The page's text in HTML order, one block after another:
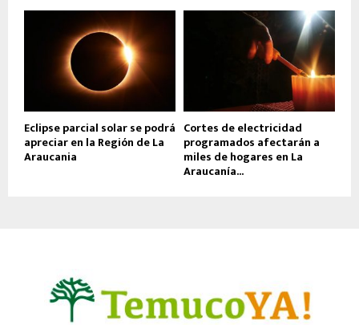
Eclipse parcial solar se podrá
apreciar en la Región de La
Araucania
Cortes de electricidad
programados afectarán a
miles de hogares en La
Araucanía...